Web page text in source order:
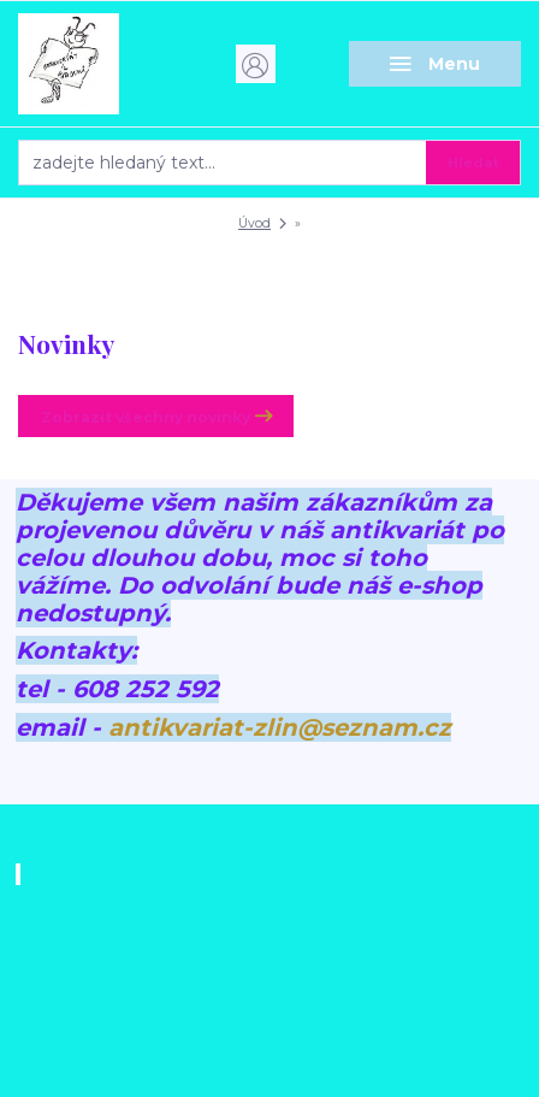
Menu
Úvod »
Novinky
Děkujeme všem našim zákazníkům za
projevenou důvěru v náš antikvariát po
celou dlouhou dobu, moc si toho
vážíme. Do odvolání bude náš e-shop
nedostupný.
Kontakty:
tel - 608 252 592
email - antikvariat-zlin@seznam.cz